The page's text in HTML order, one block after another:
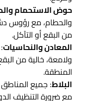
حوض الاستحمام
والحطام، مع رؤوس
من البقع أو التآكل.
المعادن والنحاسيات
ولامعة، خالية من
المنطقة.
البلاط: جميع المناطق
مع ضرورة التنظيف